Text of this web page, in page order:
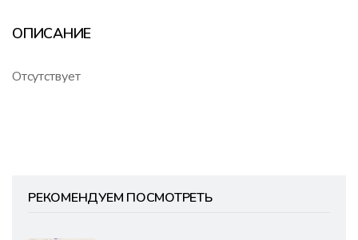
ОПИСАНИЕ
Отсутствует
РЕКОМЕНДУЕМ ПОСМОТРЕТЬ